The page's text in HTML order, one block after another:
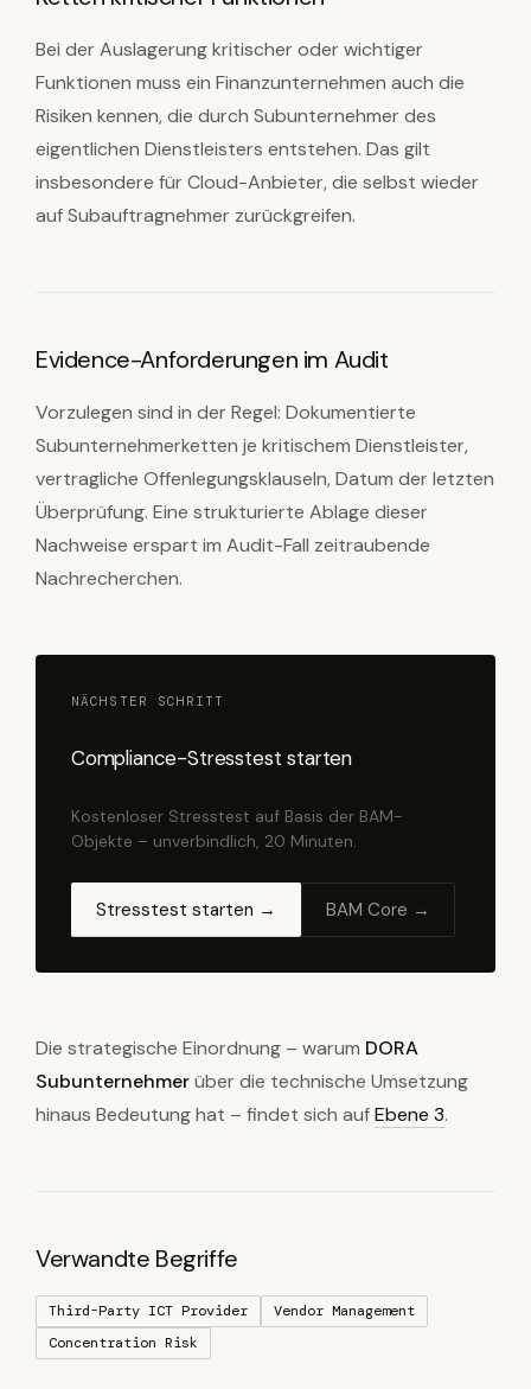
Bei der Auslagerung kritischer oder wichtiger
Funktionen muss ein Finanzunternehmen auch die
Risiken kennen, die durch Subunternehmer des
eigentlichen Dienstleisters entstehen. Das gilt
insbesondere für Cloud-Anbieter, die selbst wieder
auf Subauftragnehmer zurückgreifen.
Evidence-Anforderungen im Audit
Vorzulegen sind in der Regel: Dokumentierte
Subunternehmerketten je kritischem Dienstleister,
vertragliche Offenlegungsklauseln, Datum der letzten
Überprüfung. Eine strukturierte Ablage dieser
Nachweise erspart im Audit-Fall zeitraubende
Nachrecherchen.
NÄCHSTER SCHRITT
Compliance-Stresstest starten
Kostenloser Stresstest auf Basis der BAM-
Objekte – unverbindlich, 20 Minuten.
Stresstest starten → BAM Core →
Die strategische Einordnung – warum DORA
Subunternehmerüber die technische Umsetzung
hinaus Bedeutung hat – findet sich aufEbene 3.
Verwandte Begriffe
Third-Party ICT Provider
Vendor Management
Concentration Risk